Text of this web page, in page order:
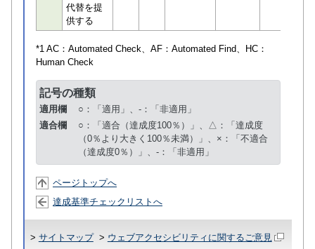
代替を提
供する
*1 AC： Automated Check、AF： Automated Find、HC：
Human Check
記号の種類
適用欄
○：「適用」、-：「非適用」
適合欄
○：「適合（達成度100％）」、△：「達成度
（0％より大きく100％未満）」、×：「不適合
（達成度0％）」、-：「非適用」
ページトップへ
達成基準チェックリストへ
> サイトマップ> ウェブアクセシビリティに関するご意見